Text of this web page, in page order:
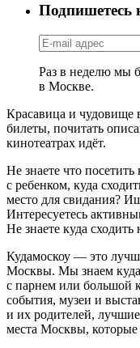
Подпишетесь
Раз в неделю мы
в Москве.
Красавица и чудовище
билеты, почитать
кинотеатрах идёт.
Не знаете что
с ребенком, куда
место для свидания?
Интересуетесь
Не знаете куда
Кудамоскоу — это
Москвы. Мы знаем куда
с парнем или большой
события, музеи и
и их родителей,
места Москвы, которые